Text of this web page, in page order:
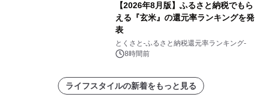
【2026年8月版】ふるさと納税でもら
える『玄米』の還元率ランキングを発
表
とくさと-ふるさと納税還元率ランキング-
8時間前
ライフスタイルの新着をもっと見る